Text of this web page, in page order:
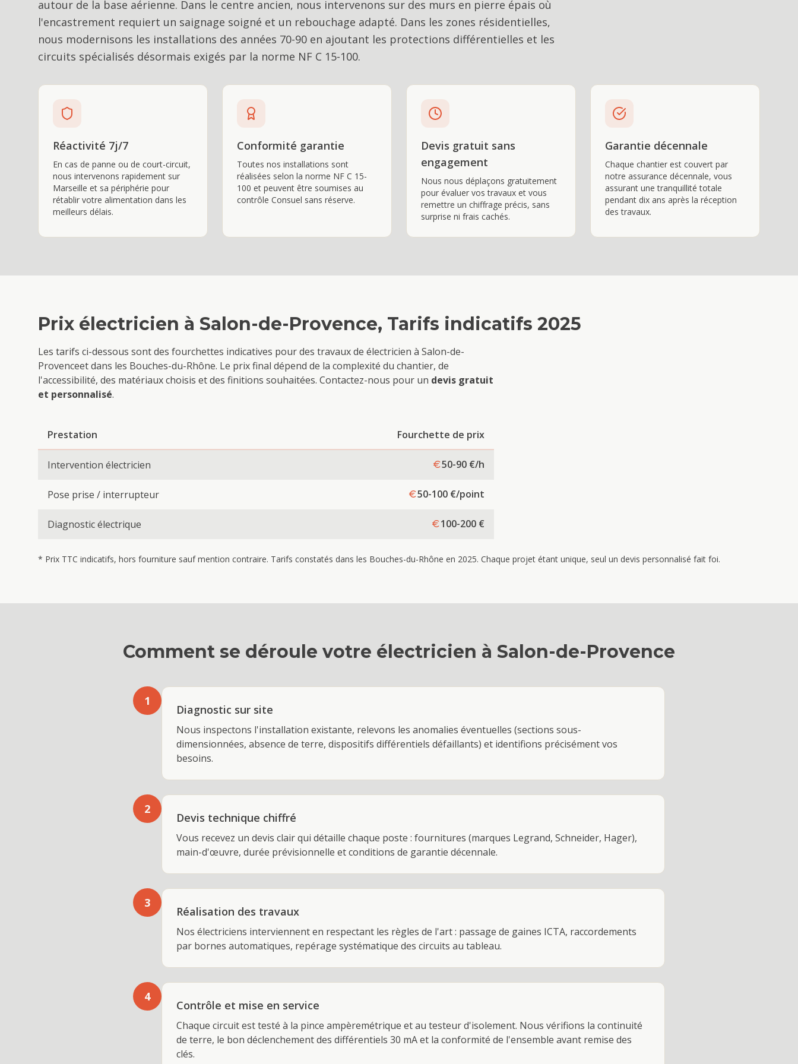
autour de la base aérienne. Dans le centre ancien, nous intervenons sur des murs en pierre épais où
l'encastrement requiert un saignage soigné et un rebouchage adapté. Dans les zones résidentielles,
nous modernisons les installations des années 70-90 en ajoutant les protections différentielles et les
circuits spécialisés désormais exigés par la norme NF C 15-100.
Réactivité 7j/7
En cas de panne ou de court-circuit,
nous intervenons rapidement sur
Marseille et sa périphérie pour
rétablir votre alimentation dans les
meilleurs délais.
Conformité garantie
Toutes nos installations sont
réalisées selon la norme NF C 15-
100 et peuvent être soumises au
contrôle Consuel sans réserve.
Devis gratuit sans
engagement
Nous nous déplaçons gratuitement
pour évaluer vos travaux et vous
remettre un chiffrage précis, sans
surprise ni frais cachés.
Garantie décennale
Chaque chantier est couvert par
notre assurance décennale, vous
assurant une tranquillité totale
pendant dix ans après la réception
des travaux.
Prix électricien à Salon-de-Provence, Tarifs indicatifs 2025
Les tarifs ci-dessous sont des fourchettes indicatives pour des travaux de électricien à Salon-de-
Provenceet dans les Bouches-du-Rhône. Le prix final dépend de la complexité du chantier, de
l'accessibilité, des matériaux choisis et des finitions souhaitées. Contactez-nous pour un devis gratuit
et personnalisé.
Prestation Fourchette de prix
Intervention électricien 50-90 €/h
Pose prise / interrupteur 50-100 €/point
Diagnostic électrique 100-200 €
* Prix TTC indicatifs, hors fourniture sauf mention contraire. Tarifs constatés dans les Bouches-du-Rhône en 2025. Chaque projet étant unique, seul un devis personnalisé fait foi.
Comment se déroule votre électricien à Salon-de-Provence
1
Diagnostic sur site
Nous inspectons l'installation existante, relevons les anomalies éventuelles (sections sous-
dimensionnées, absence de terre, dispositifs différentiels défaillants) et identifions précisément vos
besoins.
2
Devis technique chiffré
Vous recevez un devis clair qui détaille chaque poste : fournitures (marques Legrand, Schneider, Hager),
main-d'œuvre, durée prévisionnelle et conditions de garantie décennale.
3
Réalisation des travaux
Nos électriciens interviennent en respectant les règles de l'art : passage de gaines ICTA, raccordements
par bornes automatiques, repérage systématique des circuits au tableau.
4
Contrôle et mise en service
Chaque circuit est testé à la pince ampèremétrique et au testeur d'isolement. Nous vérifions la continuité
de terre, le bon déclenchement des différentiels 30 mA et la conformité de l'ensemble avant remise des
clés.